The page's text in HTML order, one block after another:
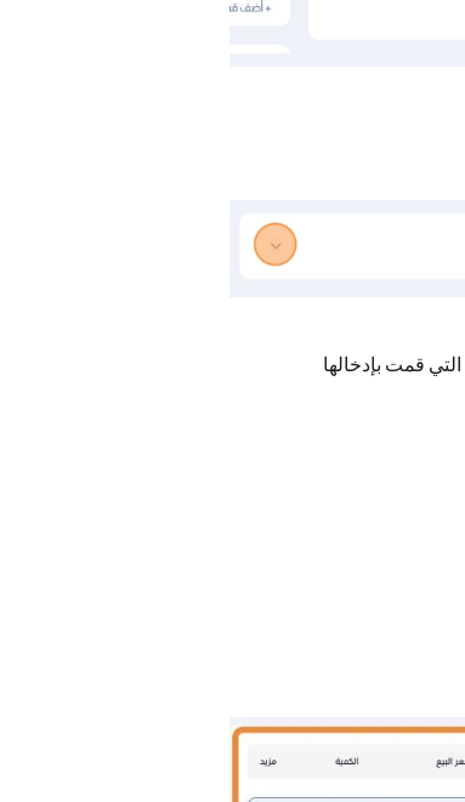
التي قمت بإدخالها